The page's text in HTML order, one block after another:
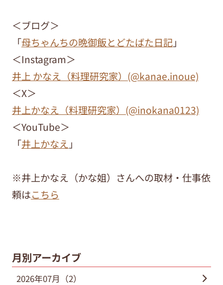
＜ブログ＞
「母ちゃんちの晩御飯とどたばた日記」
＜Instagram＞
井上 かなえ（料理研究家）(@kanae.inoue)
＜X＞
井上かなえ（料理研究家）(@inokana0123)
＜YouTube＞
「井上かなえ 」
※井上かなえ（かな姐）さんへの取材・仕事依
頼はこちら
月別アーカイブ
2026年07月（2）